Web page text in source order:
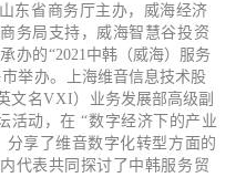
东省商务厅主办，威海经济
务局支持，威海智慧谷投资
办的“2021中韩（威海）服务
举办。
上海维音信息技术股
文名VXI） 业务发展部高级副
活动，在 “数字经济下的产业
享了维音数字化转型方面的
代表共同探讨了中韩服务贸